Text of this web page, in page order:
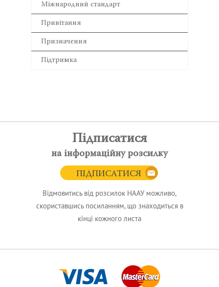
Міжнародний стандарт
Привітання
Призначення
Підтримка
Підписатися
на інформаційну розсилку
ПІДПИСАТИСЯ
Відмовитись від розсилок НААУ можливо,
скориставшись посиланням, що знаходиться в
кінці кожного листа